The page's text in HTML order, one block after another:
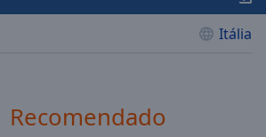
Itália
Recomendado